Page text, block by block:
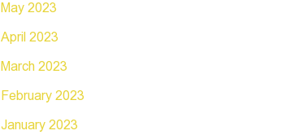
May 2023
April 2023
March 2023
February 2023
January 2023